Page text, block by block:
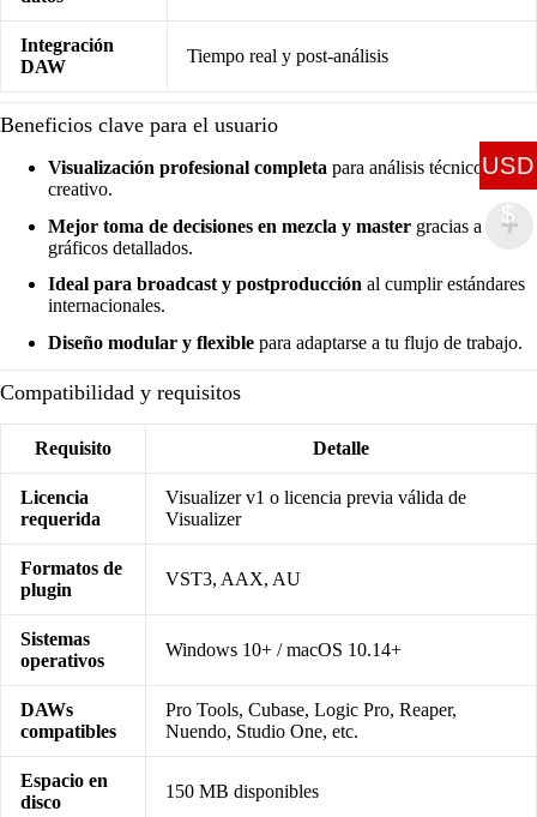
Integración
DAW
Tiempo real y post-análisis
Beneficios clave para el usuario
Visualización profesional completa para análisis técnico y
creativo.
Mejor toma de decisiones en mezcla y master gracias a
gráficos detallados.
Ideal para broadcast y postproducción al cumplir estándares
internacionales.
Diseño modular y flexible para adaptarse a tu flujo de trabajo.
Compatibilidad y requisitos
Requisito Detalle
Licencia
requerida
Visualizer v1 o licencia previa válida de
Visualizer
Formatos de
plugin
VST3, AAX, AU
Sistemas
operativos
Windows 10+ / macOS 10.14+
DAWs
compatibles
Pro Tools, Cubase, Logic Pro, Reaper,
Nuendo, Studio One, etc.
Espacio en
disco
150 MB disponibles
USD
$